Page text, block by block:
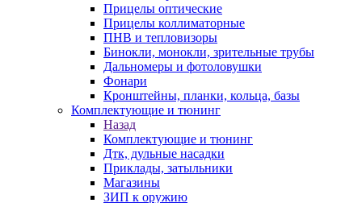
Прицелы оптические
Прицелы коллиматорные
ПНВ и тепловизоры
Бинокли, монокли, зрительные трубы
Дальномеры и фотоловушки
Фонари
Кронштейны, планки, кольца, базы
Комплектующие и тюнинг
Назад
Комплектующие и тюнинг
Дтк, дульные насадки
Приклады, затыльники
Магазины
ЗИП к оружию